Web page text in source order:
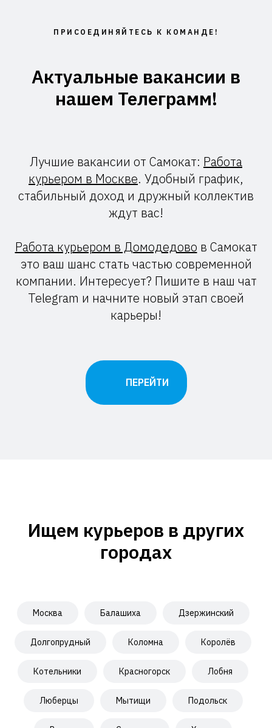
ПРИСОЕДИНЯЙТЕСЬ К КОМАНДЕ!
Актуальные вакансии в
нашем Телеграмм!
Лучшие вакансии от Самокат: Работа
курьером в Москве. Удобный график,
стабильный доход и дружный коллектив
ждут вас!
Работа курьером в Домодедово в Самокат
это ваш шанс стать частью современной
компании. Интересует? Пишите в наш чат
Telegram и начните новый этап своей
карьеры!
ПЕРЕЙТИ
Ищем курьеров в других
городах
Москва Балашиха Дзержинский
Долгопрудный Коломна Королёв
Котельники Красногорск Лобня
Люберцы Мытищи Подольск